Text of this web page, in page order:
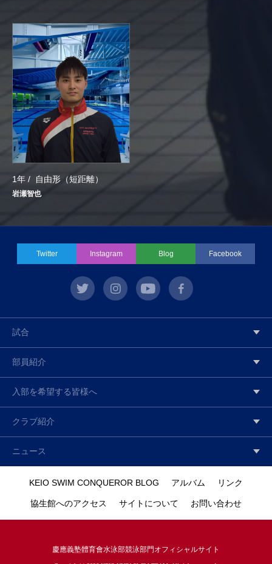
1年 / 自由形（短距離）
岩瀬智也
試合
部員紹介
入部を希望する皆様へ
クラブ紹介
ニュース
Twitter Instagram Blog Facebook
twitter instagramyoutube
KEIO SWIM CONQUEROR BLOG アルバム リンク
協生館へのアクセス サイトについて お問い合わせ
慶應義塾體育會水泳部競泳部門オフィシャルサイト